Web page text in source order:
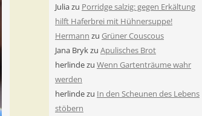
Juliazu Porridge salzig: gegen Erkältung
hilft Haferbrei mit Hühnersuppe!
Hermann zu Grüner Couscous
Jana Brykzu Apulisches Brot
herlindezu Wenn Gartenträume wahr
werden
herlindezu In den Scheunen des Lebens
stöbern